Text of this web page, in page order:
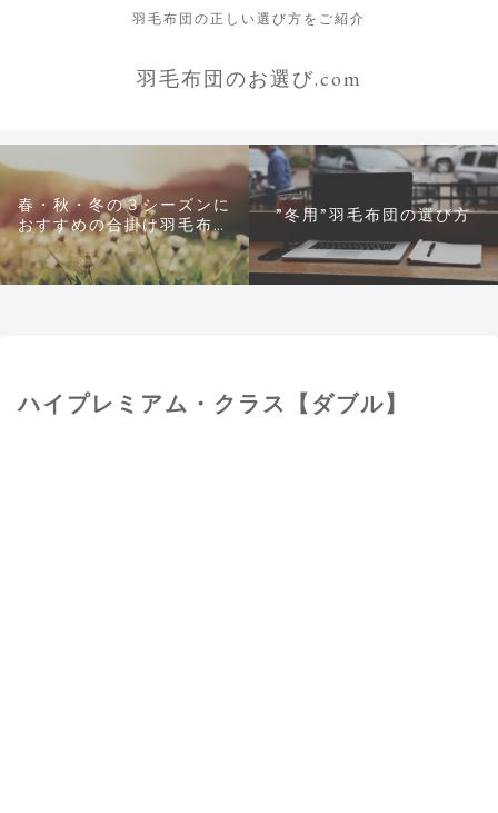
羽毛布団の正しい選び方をご紹介
羽毛布団のお選び.com
春・秋・冬の３シーズンに
おすすめの合掛け羽毛布団
について
”冬用”羽毛布団の選び方
ハイプレミアム・クラス【ダブル】